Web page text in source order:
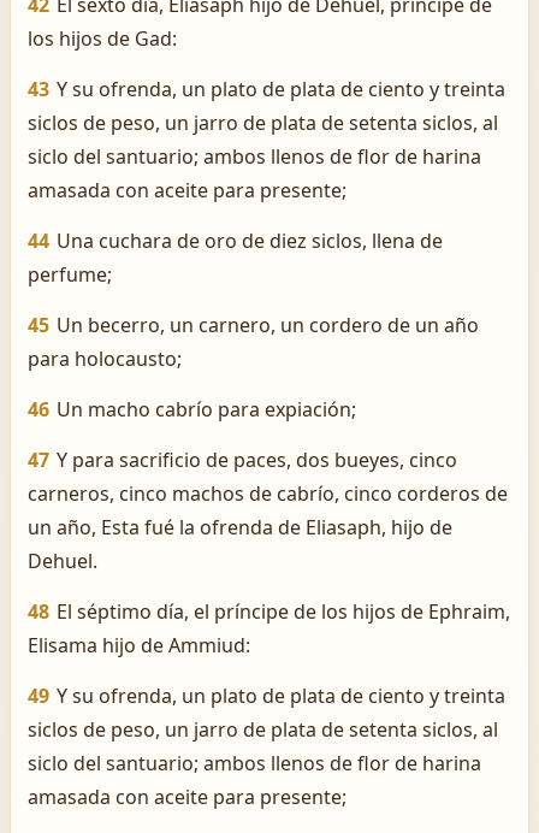
los hijos de Gad:
43 Y su ofrenda, un plato de plata de ciento y treinta
siclos de peso, un jarro de plata de setenta siclos, al
siclo del santuario; ambos llenos de flor de harina
amasada con aceite para presente;
44 Una cuchara de oro de diez siclos, llena de
perfume;
45 Un becerro, un carnero, un cordero de un año
para holocausto;
46 Un macho cabrío para expiación;
47 Y para sacrificio de paces, dos bueyes, cinco
carneros, cinco machos de cabrío, cinco corderos de
un año, Esta fué la ofrenda de Eliasaph, hijo de
Dehuel.
48 El séptimo día, el príncipe de los hijos de Ephraim,
Elisama hijo de Ammiud:
49 Y su ofrenda, un plato de plata de ciento y treinta
siclos de peso, un jarro de plata de setenta siclos, al
siclo del santuario; ambos llenos de flor de harina
amasada con aceite para presente;